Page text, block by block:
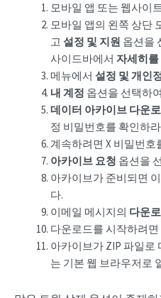
모바일 앱 또는 웹사이
모바일 앱의 왼쪽 상단
고 설정 및 지원 옵션을
사이드바에서 자세히를
메뉴에서 설정 및 개인
내 계정 옵션을 선택하
데이터 아카이브 다운
정 비밀번호를 확인하
계속하려면 X 비밀번호
아카이브 요청 옵션을
아카이브가 준비되면
다.
이메일 메시지의 다운
다운로드를 시작하려
아카이브가 ZIP 파일로
는 기본 웹 브라우저로